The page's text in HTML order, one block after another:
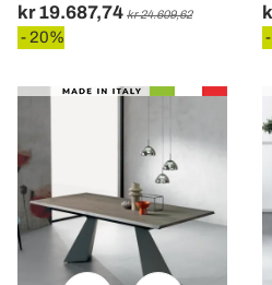
kr 19.687,74 kr 24.609,62
- 20%